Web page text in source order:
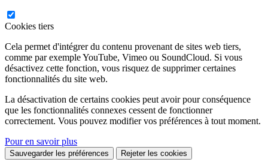
Cookies tiers
Cela permet d'intégrer du contenu provenant de sites web tiers,
comme par exemple YouTube, Vimeo ou SoundCloud. Si vous
désactivez cette fonction, vous risquez de supprimer certaines
fonctionnalités du site web.
La désactivation de certains cookies peut avoir pour conséquence
que les fonctionnalités connexes cessent de fonctionner
correctement. Vous pouvez modifier vos préférences à tout moment.
Pour en savoir plus
Sauvegarder les préférences Rejeter les cookies